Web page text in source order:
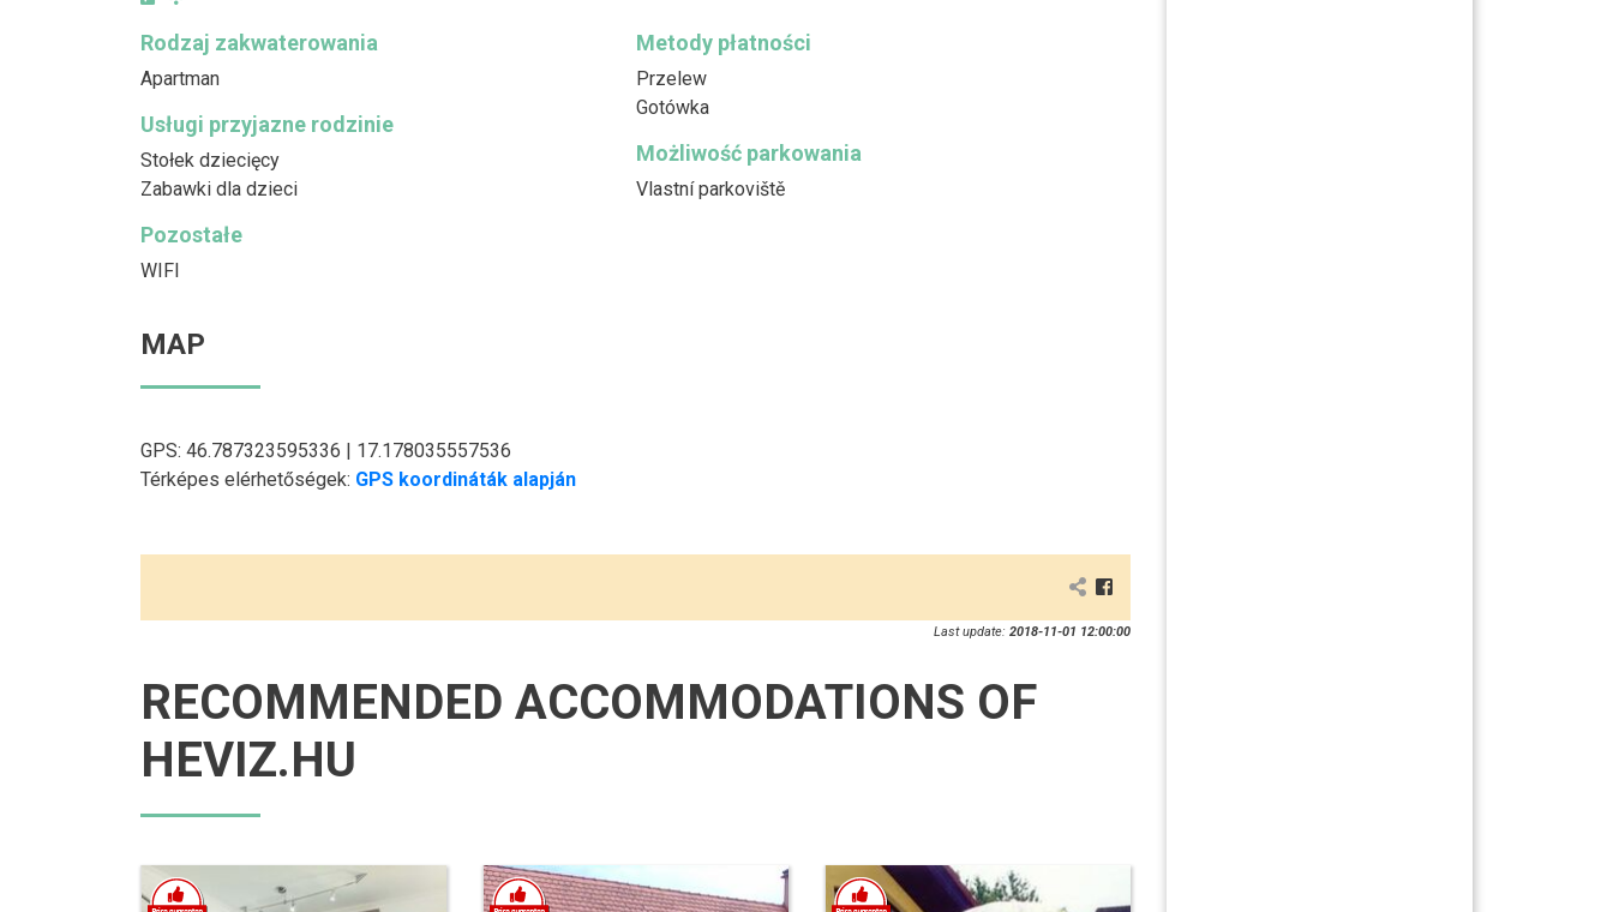
Rodzaj zakwaterowania
Apartman
Metody płatności
Przelew
Gotówka
Usługi przyjazne rodzinie
Stołek dziecięcy
Zabawki dla dzieci
Możliwość parkowania
Vlastní parkoviště
Pozostałe
WIFI
MAP
GPS: 46.787323595336 | 17.178035557536
Térképes elérhetőségek: GPS koordináták alapján
Last update: 2018-11-01 12:00:00
RECOMMENDED ACCOMMODATIONS OF
HEVIZ.HU